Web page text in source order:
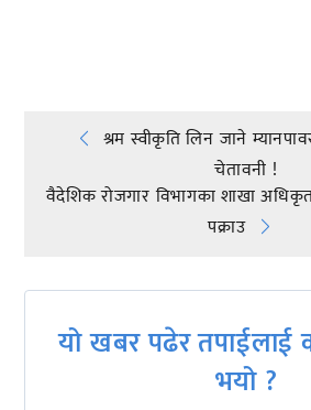
Post
navigation
श्रम स्वीकृति लिन जाने
चेतावनी !
वैदेशिक रोजगार विभागका शाखा
पक्राउ
यो खबर पढेर
भयो ?